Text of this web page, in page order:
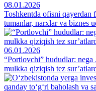
08.01.2026
Toshkentda ofisni
tumanlar, narxlar va biznes
06.01.2026
“Portlovchi” hududlar: nega
mulkka qiziqish tez